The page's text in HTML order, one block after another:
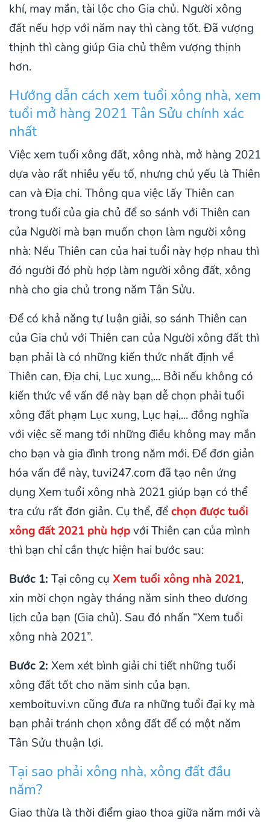
khí, may mắn, tài lộc cho Gia chủ. Người xông
đất nếu hợp với năm nay thì càng tốt. Đã vượng
thịnh thì càng giúp Gia chủ thêm vượng thịnh
hơn.
Hướng dẫn cách xem tuổi xông nhà, xem
tuổi mở hàng 2021 Tân Sửu chính xác
nhất
Việc xem tuổi xông đất, xông nhà, mở hàng 2021
dựa vào rất nhiều yếu tố, nhưng chủ yếu là Thiên
can và Địa chi. Thông qua việc lấy Thiên can
trong tuổi của gia chủ để so sánh với Thiên can
của Người mà bạn muốn chọn làm người xông
nhà: Nếu Thiên can của hai tuổi này hợp nhau thì
đó người đó phù hợp làm người xông đất, xông
nhà cho gia chủ trong năm Tân Sửu.
Để có khả năng tự luận giải, so sánh Thiên can
của Gia chủ với Thiên can của Người xông đất thì
bạn phải là có những kiến thức nhất định về
Thiên can, Địa chi, Lục xung,... Bởi nếu không có
kiến thức về vấn đề này bạn dễ chọn phải tuổi
xông đất phạm Lục xung, Lục hại,... đồng nghĩa
với việc sẽ mang tới những điều không may mắn
cho bạn và gia đình trong năm mới. Để đơn giản
hóa vấn đề này, tuvi247.com đã tạo nên ứng
dụng Xem tuổi xông nhà 2021 giúp bạn có thể
tra cứu rất đơn giản. Cụ thể, đểchọn được tuổi
xông đất 2021 phù hợpvới Thiên can của mình
thì bạn chỉ cần thực hiện hai bước sau:
Bước 1: Tại công cụ Xem tuổi xông nhà 2021,
xin mời chọn ngày tháng năm sinh theo dương
lịch của bạn (Gia chủ). Sau đó nhấn “Xem tuổi
xông nhà 2021”.
Bước 2: Xem xét bình giải chi tiết những tuổi
xông đất tốt cho năm sinh của bạn.
xemboituvi.vn cũng đưa ra những tuổi đại kỵ mà
bạn phải tránh chọn xông đất để có một năm
Tân Sửu thuận lợi.
Tại sao phải xông nhà, xông đất đầu
năm?
Giao thừa là thời điểm giao thoa giữa năm mới và